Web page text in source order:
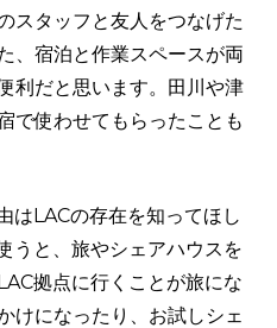
スタッフと友人をつなげた
、宿泊と作業スペースが両
利だと思います。田川や津
で使わせてもらったことも
はLACの存在を知ってほし
うと、旅やシェアハウスを
拠点に行くことが旅にな
けになったり、お試しシェ